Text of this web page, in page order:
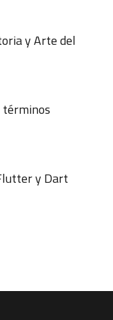
y Arte del
términos
y Dart